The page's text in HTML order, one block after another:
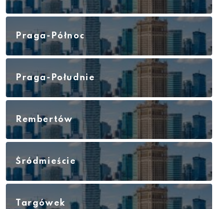
Praga-Północ
Praga-Południe
Rembertów
Śródmieście
Targówek